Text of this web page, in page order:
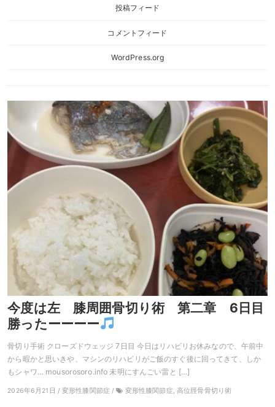
投稿フィード
コメントフィード
WordPress.org
今度は左 膝周囲骨切り術 第二章 6日目
勝ったーーーー
骨切り手術 クローズドウェッジ 7日目 今日はリハビリお休みなので、午前中
から暇かと思いきや、マシンのリハビリがご飯のすぐ後に回ってきて、しか
もシャワ… mousorosoro.info 未明にすんごい雷と […]
2026年6月21日 / 変形性膝関節症 / 変形性膝関節症, 高位脛骨骨切り術